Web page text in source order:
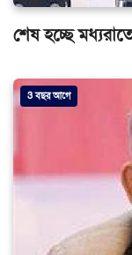
শেষ হচ্ছে
3 বছর আগে